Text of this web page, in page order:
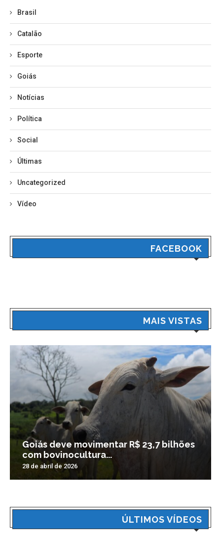
Brasil
Catalão
Esporte
Goiás
Notícias
Política
Social
Últimas
Uncategorized
Vídeo
FACEBOOK
MAIS VISTAS
Goiás deve movimentar R$ 23,7 bilhões
com bovinocultura...
28 de abril de 2026
ÚLTIMOS VÍDEOS